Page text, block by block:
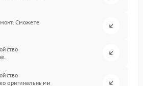
Сможете
оригинальными